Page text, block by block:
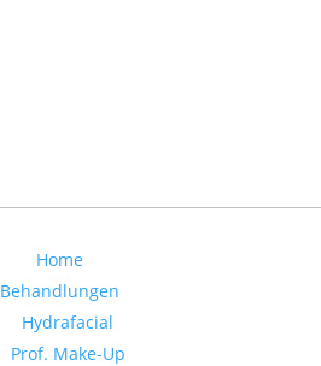
Home
Behandlungen
Hydrafacial
Prof. Make-Up